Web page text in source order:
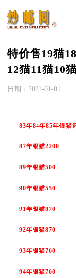
特价售19猫
12猫11猫10
日期：2021-01-01
83年84年85年银猫
87年银猫2200
89年银猫500
90年银猫550
91年银猫870
92年银猫870
93年银猫760
94年银猫760